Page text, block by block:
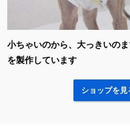
小ちゃいのから、大っきいの
を製作しています
ショップを見